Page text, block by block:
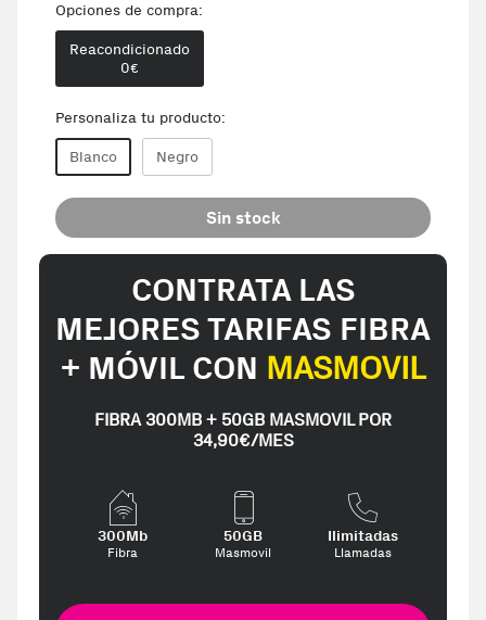
Opciones de compra:
Reacondicionado
0€
Personaliza tu producto:
Blanco Negro
Sin stock
CONTRATA LAS
MEJORES TARIFAS FIBRA
+ MÓVIL CON MASMOVIL
FIBRA 300MB + 50GB MASMOVIL POR
34,90€/MES
300Mb
Fibra
50GB
Masmovil
Ilimitadas
Llamadas